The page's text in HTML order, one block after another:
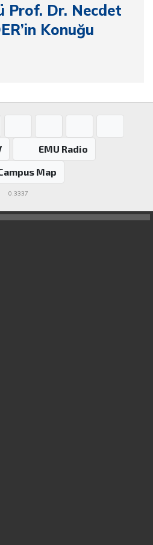
Prof. Dr. Necdet
Konuğu
EMU Radio
Map
0.3337